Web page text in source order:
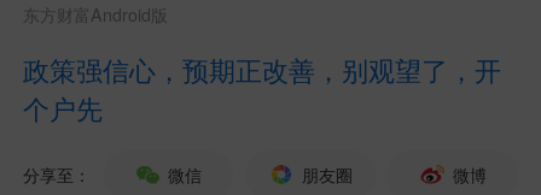
东方财富Android版
政策强信心，预期正改善，别观望了，开
个户先
分享至： 微信 朋友圈 微博